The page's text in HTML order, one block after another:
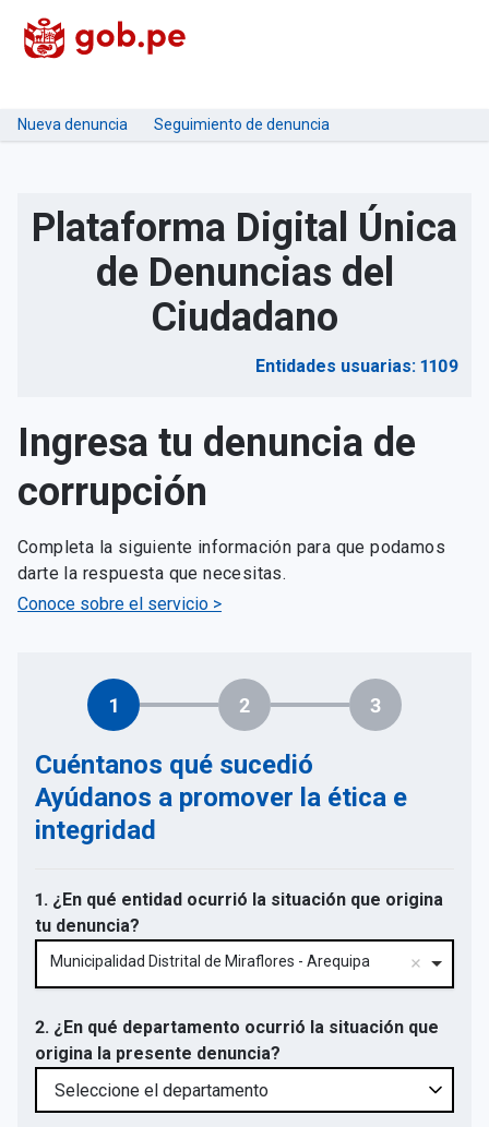
Nueva denuncia Seguimiento de denuncia
Plataforma Digital Única
de Denuncias del
Ciudadano
Entidades usuarias: 1109
Ingresa tu denuncia de
corrupción
Completa la siguiente información para que podamos
darte la respuesta que necesitas.
Conoce sobre el servicio >
1 2 3
Cuéntanos qué sucedió
Ayúdanos a promover la ética e
integridad
1. ¿En qué entidad ocurrió la situación que origina
tu denuncia?
Municipalidad Distrital de Miraflores - Arequipa
2. ¿En qué departamento ocurrió la situación que
origina la presente denuncia?